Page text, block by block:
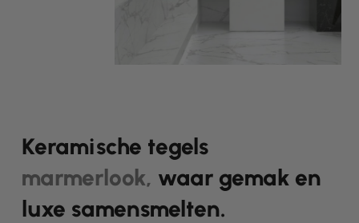
Keramische tegels
marmerlook, waar gemak en
luxe samensmelten.